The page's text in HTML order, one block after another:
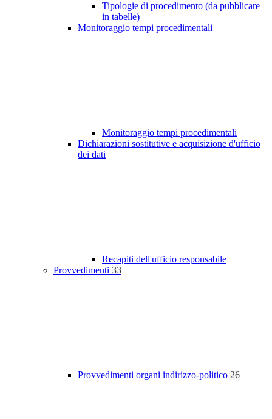
Tipologie di procedimento (da pubblicare
in tabelle)
Monitoraggio tempi procedimentali
Monitoraggio tempi procedimentali
Dichiarazioni sostitutive e acquisizione d'ufficio
dei dati
Recapiti dell'ufficio responsabile
Provvedimenti 33
Provvedimenti organi indirizzo-politico 26